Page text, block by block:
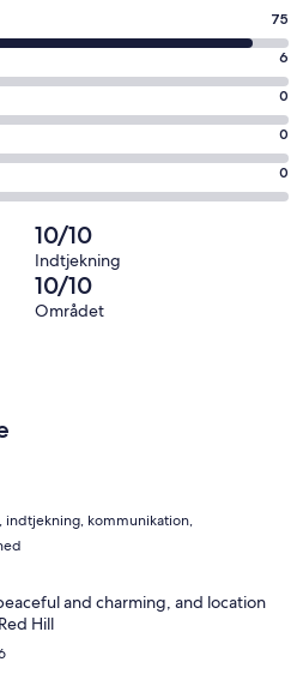
75
6
0
0
0
10/10
Indtjekning
10/10
Området
indtjekning, kommunikation,
and charming, and location
Hill